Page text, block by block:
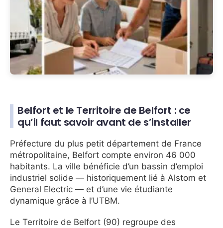
Belfort et le Territoire de Belfort : ce
qu’il faut savoir avant de s’installer
Préfecture du plus petit département de France
métropolitaine, Belfort compte environ 46 000
habitants. La ville bénéficie d’un bassin d’emploi
industriel solide — historiquement lié à Alstom et
General Electric — et d’une vie étudiante
dynamique grâce à l’UTBM.
Le Territoire de Belfort (90) regroupe des